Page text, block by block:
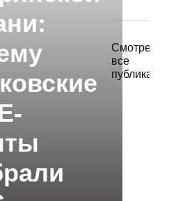
Смотреть
все
публикации